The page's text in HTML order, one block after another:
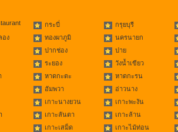
กระบี่ กรุยบุรี
อง ทองผาภูมิ นครนายก
ปากช่อง ปาย
ระยอง วังน้ำเขียว
หาดกะตะ หาดกะรน
อัมพวา อ่าวนาง
เกาะนางยวน เกาะพะงัน
เกาะลันตา เกาะล้าน
เกาะเสม็ด เกาะไม้ท่อน